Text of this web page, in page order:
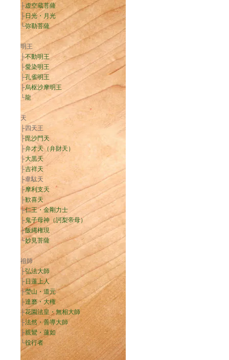
├虚空蔵菩薩
├日光・月光
└弥勒菩薩
明王
├不動明王
├愛染明王
├孔雀明王
├烏枢沙摩明王
└龍
天
├四天王
├毘沙門天
├弁才天（弁財天）
├大黒天
├吉祥天
├韋駄天
├摩利支天
├歓喜天
├仁王・金剛力士
├鬼子母神（訶梨帝母）
├飯縄権現
└妙見菩薩
祖師
├弘法大師
├日蓮上人
├瑩山・道元
├達磨・大権
├花園法皇・無相大師
├法然・善導大師
├親鸞・蓮如
└役行者